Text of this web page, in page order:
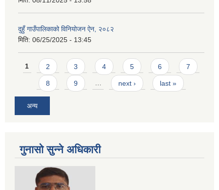
दुहुँ गाउँपालिकाको विनियोजन ऐन, २०८२
मिति: 06/25/2025 - 13:45
Pages
1 2 3 4 5 6 7
8 9 … next › last »
अन्य
गुनासो सुन्ने अधिकारी